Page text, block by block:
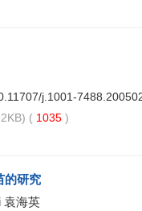
j.1001-
( 1035 )
的研究
袁海英